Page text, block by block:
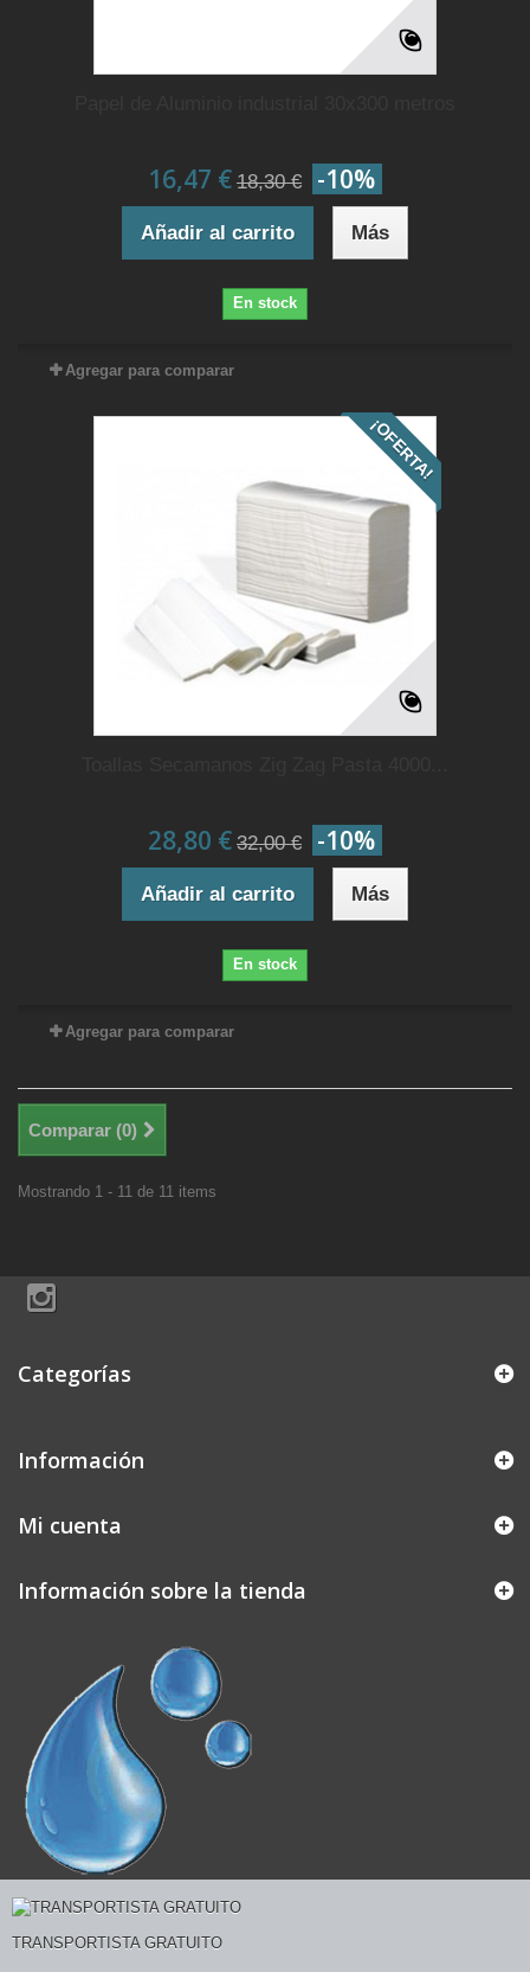
16,47 € 18,30 € -10%
Añadir al carrito Más
En stock
Agregar para comparar
¡OFERTA!
28,80 € 32,00 € -10%
Añadir al carrito Más
En stock
Agregar para comparar
Comparar (0)
Mostrando 1 - 11 de 11 items
Categorías
Información
Mi cuenta
Información sobre la tienda
TRANSPORTISTA GRATUITO